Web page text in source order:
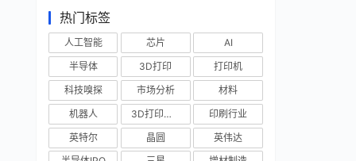
热门标签
人工智能 芯片
AI
半导体
3D打印
打印机
科技嗅探
市场分析
材料
机器人
3D打印技术
印刷行业
英特尔
晶圆
英伟达